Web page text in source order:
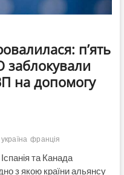
п’ять
заблокували
на допомогу
україна франція
та Канада
з якою країни альянсу